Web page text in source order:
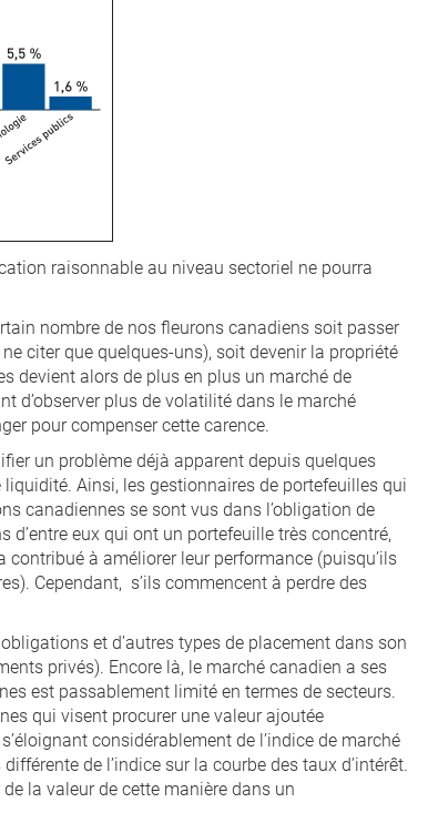
raisonnable au niveau sectoriel ne pourra
nombre de nos fleurons canadiens soit passer
citer que quelques-uns), soit devenir la propriété
devient alors de plus en plus un marché de
d’observer plus de volatilité dans le marché
pour compenser cette carence.
un problème déjà apparent depuis quelques
Ainsi, les gestionnaires de portefeuilles qui
canadiennes se sont vus dans l’obligation de
eux qui ont un portefeuille très concentré,
à améliorer leur performance (puisqu’ils
Cependant, s’ils commencent à perdre des
et d’autres types de placement dans son
privés). Encore là, le marché canadien a ses
est passablement limité en termes de secteurs.
qui visent procurer une valeur ajoutée
considérablement de l’indice de marché
de l’indice sur la courbe des taux d’intérêt.
la valeur de cette manière dans un